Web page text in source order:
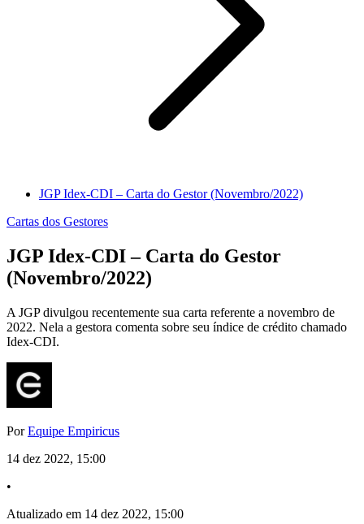
JGP Idex-CDI – Carta do Gestor (Novembro/2022)
Cartas dos Gestores
JGP Idex-CDI – Carta do Gestor
(Novembro/2022)
A JGP divulgou recentemente sua carta referente a novembro de
2022. Nela a gestora comenta sobre seu índice de crédito chamado
Idex-CDI.
PorEquipe Empiricus
14 dez 2022, 15:00
•
Atualizado em 14 dez 2022, 15:00